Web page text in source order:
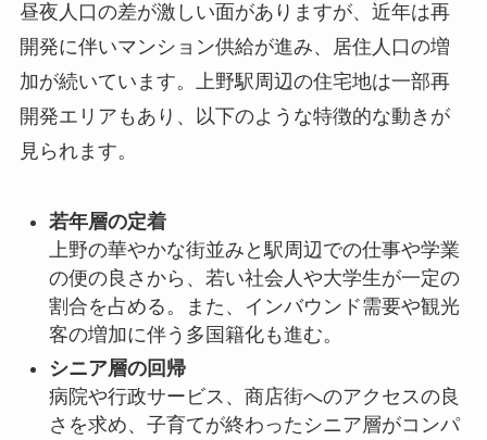
昼夜人口の差が激しい面がありますが、近年は再
開発に伴いマンション供給が進み、居住人口の増
加が続いています。上野駅周辺の住宅地は一部再
開発エリアもあり、以下のような特徴的な動きが
見られます。
若年層の定着
上野の華やかな街並みと駅周辺での仕事や学業
の便の良さから、若い社会人や大学生が一定の
割合を占める。また、インバウンド需要や観光
客の増加に伴う多国籍化も進む。
シニア層の回帰
病院や行政サービス、商店街へのアクセスの良
さを求め、子育てが終わったシニア層がコンパ